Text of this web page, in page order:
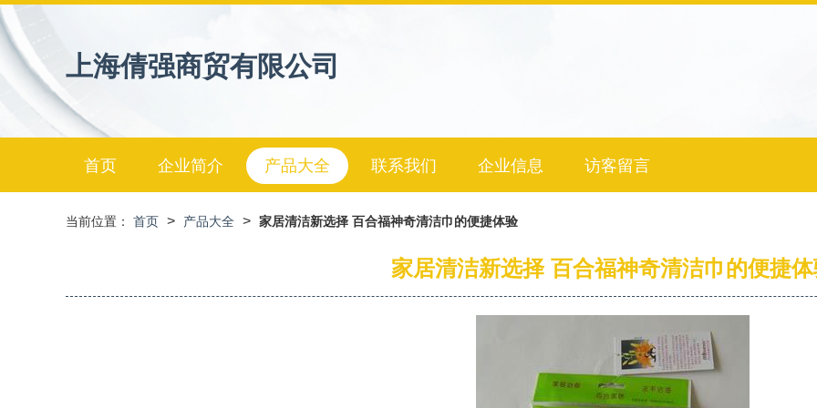
上海倩强商贸有限公司
首页 企业简介 产品大全 联系我们 企业信息 访客留言
当前位置： 首页 > 产品大全 > 家居清洁新选择 百合福神奇清洁巾的便捷体验
家居清洁新选择 百合福神奇清洁巾的便捷